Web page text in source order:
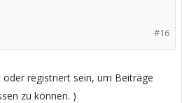
#16
registriert sein, um Beiträge
zu können. )